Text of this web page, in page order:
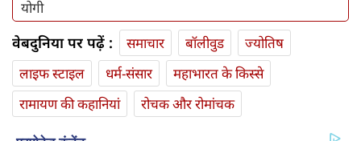
योगी
वेबदुनिया पर पढ़ें : समाचार बॉलीवुड
ज्योतिष
लाइफ स्‍टाइल
धर्म-संसार
महाभारत के किस्से
रामायण की कहानियां
रोचक और रोमांचक